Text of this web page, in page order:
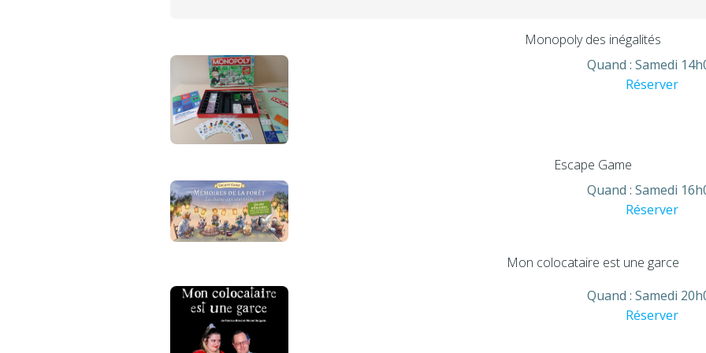
Monopoly des inégalités
Quand : Samedi
Réserver
Escape Game
Quand : Samedi
Réserver
Mon colocataire est une garce
Quand : Samedi
Réserver